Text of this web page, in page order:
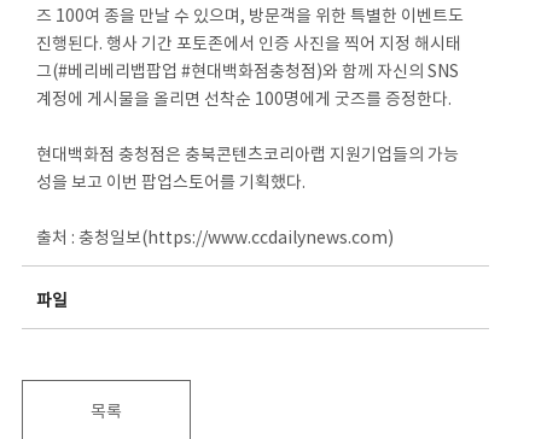
즈 100여 종을 만날 수 있으며, 방문객을 위한 특별한 이벤트도
진행된다. 행사 기간 포토존에서 인증 사진을 찍어 지정 해시태
그(#베리베리뱁팝업 #현대백화점충청점)와 함께 자신의 SNS
계정에 게시물을 올리면 선착순 100명에게 굿즈를 증정한다.
현대백화점 충청점은 충북콘텐츠코리아랩 지원기업들의 가능
성을 보고 이번 팝업스토어를 기획했다.
출처 : 충청일보(https://www.ccdailynews.com)
파일
목록